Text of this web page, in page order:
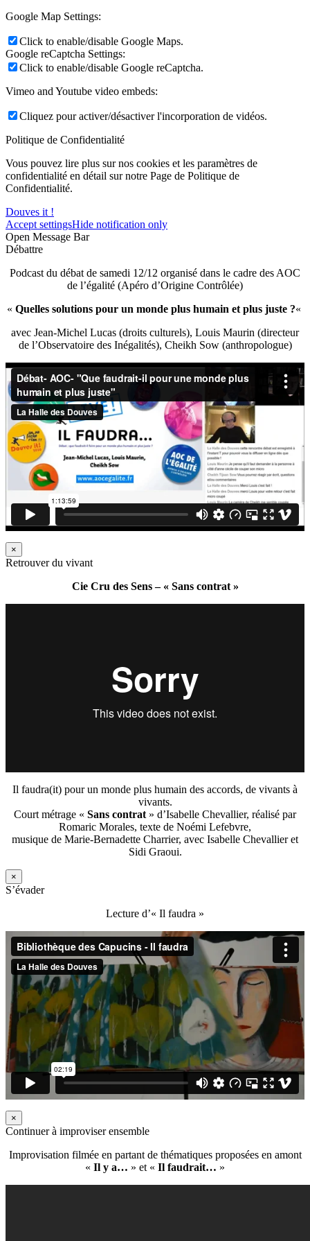
Google Map Settings:
Click to enable/disable Google Maps.
Google reCaptcha Settings:
Click to enable/disable Google reCaptcha.
Vimeo and Youtube video embeds:
Cliquez pour activer/désactiver l'incorporation de vidéos.
Politique de Confidentialité
Vous pouvez lire plus sur nos cookies et les paramètres de
confidentialité en détail sur notre Page de Politique de
Confidentialité.
Douves it !
Accept settingsHide notification only
Open Message Bar
Débattre
Podcast du débat de samedi 12/12 organisé dans le cadre des AOC
de l’égalité (Apéro d’Origine Contrôlée)
« Quelles solutions pour un monde plus humain et plus juste ?«
avec Jean-Michel Lucas (droits culturels), Louis Maurin (directeur
de l’Observatoire des Inégalités), Cheikh Sow (anthropologue)
×
Retrouver du vivant
Cie Cru des Sens – « Sans contrat »
Il faudra(it) pour un monde plus humain des accords, de vivants à
vivants.
Court métrage « Sans contrat » d’Isabelle Chevallier, réalisé par
Romaric Morales, texte de Noémi Lefebvre,
musique de Marie-Bernadette Charrier, avec Isabelle Chevallier et
Sidi Graoui.
×
S’évader
Lecture d’« Il faudra »
×
Continuer à improviser ensemble
Improvisation filmée en partant de thématiques proposées en amont
« Il y a… » et « Il faudrait… »